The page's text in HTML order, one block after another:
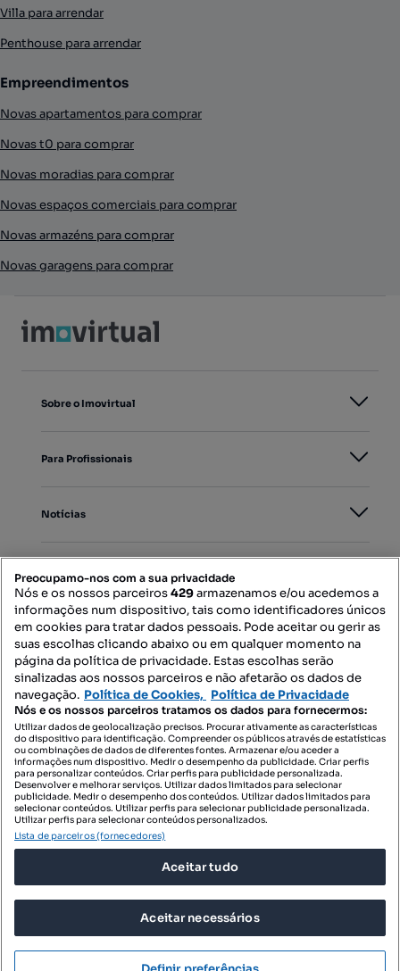
Villa para arrendar
Penthouse para arrendar
Empreendimentos
Novas apartamentos para comprar
Novas t0 para comprar
Novas moradias para comprar
Novas espaços comerciais para comprar
Novas armazéns para comprar
Novas garagens para comprar
Sobre o Imovirtual
Para Profissionais
Notícias
Mapa do Site
Contacte-nos
SIGA-NOS:
DESCARREGAR NA:
© 2026 Imovirtual.com, OLX Portugal, S.A.
TERMOS DE UTILIZAÇÃO
POLÍTICA DE PRIVACIDADE
Preocupamo-nos com a sua privacidade
Nós e os nossos parceiros429armazenamos e/ou acedemos a
informações num dispositivo, tais como identificadores únicos
em cookies para tratar dados pessoais. Pode aceitar ou gerir as
suas escolhas clicando abaixo ou em qualquer momento na
página da política de privacidade. Estas escolhas serão
sinalizadas aos nossos parceiros e não afetarão os dados de
navegação. Política de Cookies, Política de Privacidade
Nós e os nossos parceiros tratamos os dados para fornecermos:
Utilizar dados de geolocalização precisos. Procurar ativamente as características
do dispositivo para identificação. Compreender os públicos através de estatísticas
ou combinações de dados de diferentes fontes. Armazenar e/ou aceder a
informações num dispositivo. Medir o desempenho da publicidade. Criar perfis
para personalizar conteúdos. Criar perfis para publicidade personalizada.
Desenvolver e melhorar serviços. Utilizar dados limitados para selecionar
publicidade. Medir o desempenho dos conteúdos. Utilizar dados limitados para
selecionar conteúdos. Utilizar perfis para selecionar publicidade personalizada.
Utilizar perfis para selecionar conteúdos personalizados.
Lista de parceiros (fornecedores)
Aceitar tudo
Aceitar necessários